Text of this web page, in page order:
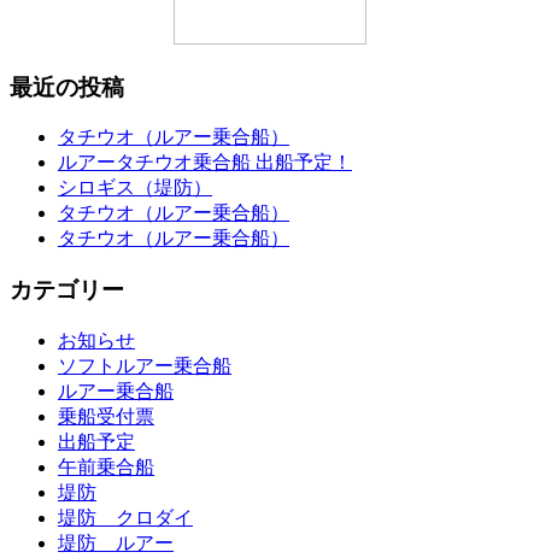
最近の投稿
タチウオ（ルアー乗合船）
ルアータチウオ乗合船 出船予定！
シロギス（堤防）
タチウオ（ルアー乗合船）
タチウオ（ルアー乗合船）
カテゴリー
お知らせ
ソフトルアー乗合船
ルアー乗合船
乗船受付票
出船予定
午前乗合船
堤防
堤防 クロダイ
堤防 ルアー